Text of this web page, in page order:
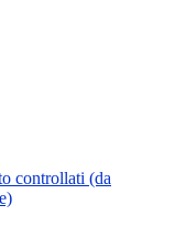
controllati (da